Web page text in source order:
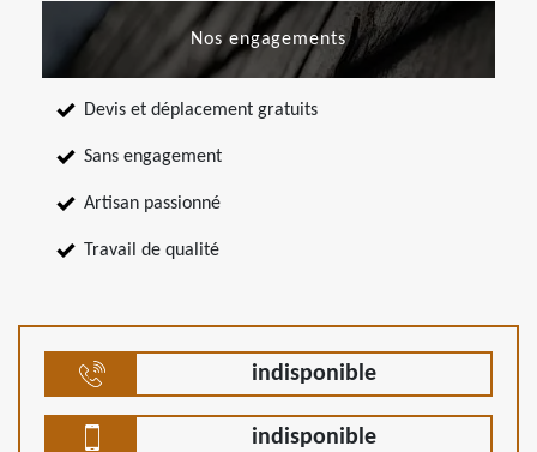
Nos engagements
Devis et déplacement gratuits
Sans engagement
Artisan passionné
Travail de qualité
indisponible
indisponible